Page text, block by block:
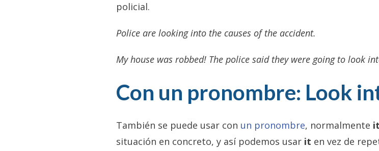
policial.
Police are looking into the causes of the accident.
My house was robbed! The police said they were going to look
Con un pronombre: Look
También se puede usar con un pronombre, normalmente it
situación en concreto, y así podemos usar it en vez de